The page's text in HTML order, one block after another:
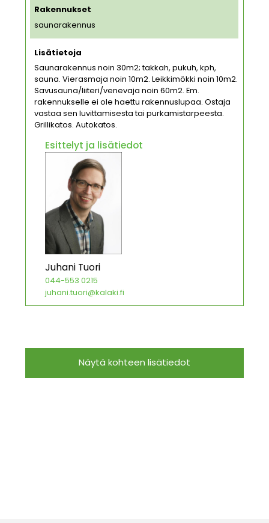
Rakennukset
saunarakennus
Lisätietoja
Saunarakennus noin 30m2; takkah, pukuh, kph,
sauna. Vierasmaja noin 10m2. Leikkimökki noin 10m2.
Savusauna/liiteri/venevaja noin 60m2. Em.
rakennukselle ei ole haettu rakennuslupaa. Ostaja
vastaa sen luvittamisesta tai purkamistarpeesta.
Grillikatos. Autokatos.
Esittelyt ja lisätiedot
Juhani Tuori
044-553 0215
juhani.tuori@kalaki.fi
Näytä kohteen lisätiedot